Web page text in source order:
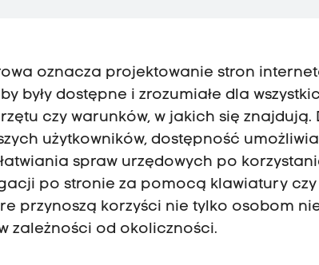
oznacza projektowanie stron
były dostępne i zrozumiałe dla
czy warunków, w jakich się
użytkowników, dostępność
spraw urzędowych po
po stronie za pomocą klawiatury
przynoszą korzyści nie tylko osobom
zależności od okoliczności.